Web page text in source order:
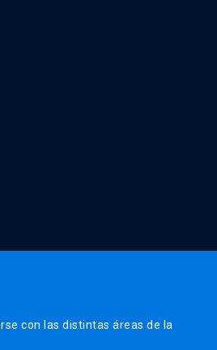
con las distintas áreas de la